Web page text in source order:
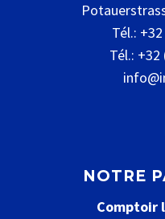
Tél.:
Tél.: +32
NOTRE
Comptoir